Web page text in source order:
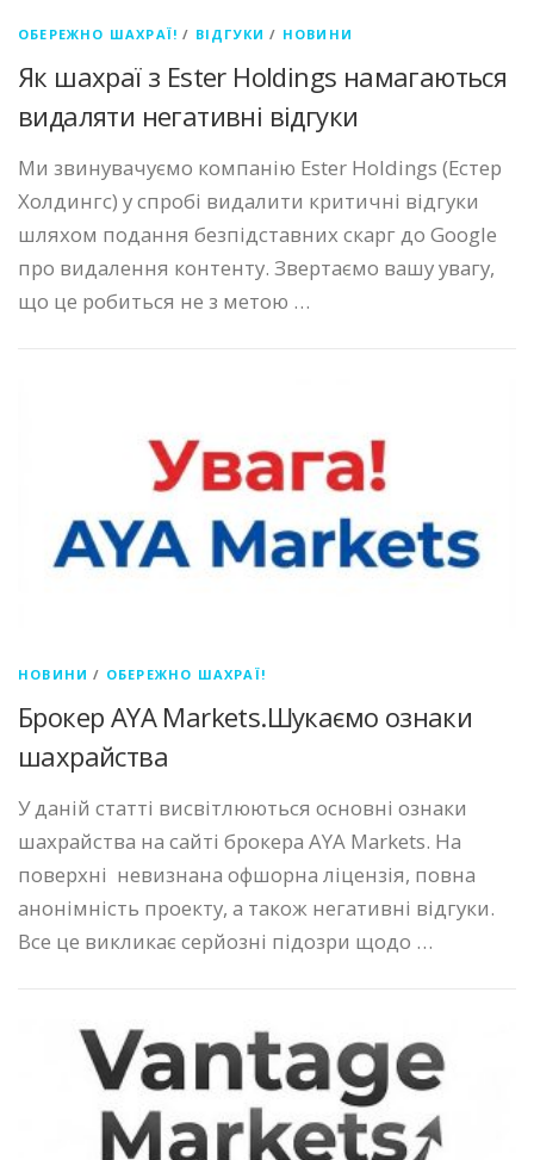
ОБЕРЕЖНО ШАХРАЇ! / ВІДГУКИ / НОВИНИ
Як шахраї з Ester Holdings намагаються
видаляти негативні відгуки
Ми звинувачуємо компанію Ester Holdings (Естер
Холдингс) у спробі видалити критичні відгуки
шляхом подання безпідставних скарг до Google
про видалення контенту. Звертаємо вашу увагу,
що це робиться не з метою …
НОВИНИ / ОБЕРЕЖНО ШАХРАЇ!
Брокер AYA Markets.Шукаємо ознаки
шахрайства
У даній статті висвітлюються основні ознаки
шахрайства на сайті брокера AYA Markets. На
поверхні невизнана офшорна ліцензія, повна
анонімність проекту, а також негативні відгуки.
Все це викликає серйозні підозри щодо …